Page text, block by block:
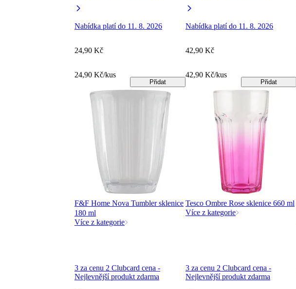
Nabídka platí do 11. 8. 2026
24,90 Kč
24,90 Kč/kus
Přidat
Nabídka platí do 11. 8. 2026
42,90 Kč
42,90 Kč/kus
Přidat
F&F Home Nova Tumbler sklenice
180 ml
Více z kategorie
3 za cenu 2 Clubcard cena -
Nejlevnější produkt zdarma
Tesco Ombre Rose sklenice 660 ml
Více z kategorie
3 za cenu 2 Clubcard cena -
Nejlevnější produkt zdarma